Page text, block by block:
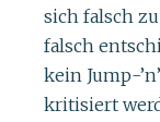
sich falsch
falsch
kein Jump-
kritisiert